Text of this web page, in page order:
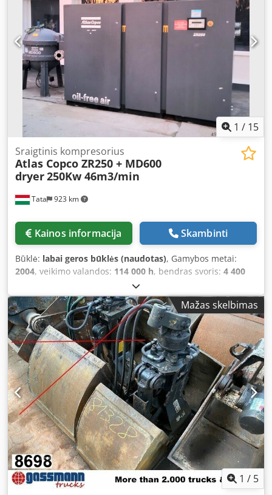
1 / 15
Tata 923 km
Sraigtinis kompresorius
Atlas Copco ZR250 + MD600
dryer250Kw 46m3/min
Kainos informacija Skambinti
Būklė: labai geros būklės (naudotas), Gamybos metai:
2004, veikimo valandos: 114 000 h, bendras svoris: 4 400
250 kW (339,91 AG), tūrio srautas:
darbinis slėgis:10 juosta, Regularly serviced, in excellent
condition. Atlas Copco ZR250 screw compressor, 10 bar 46
m³/min oil-free, water-cooled. MD600 with adsorption
dryer Compressor: Manufacturer: Atlas Copco Model: ZR
250 Year of manufacture: 2004 Loaded operating hours:
114,000 Max. operating pressure: 10 bar Single-stage drive
Cooling water consumption: 3.7 liters/s Free air delivery:
43.6 m³/min Chjdpfx Abjrp D Uxshoa Water-cooled Oil-free
Power rating: 250 kW Mains voltage: 400 V 50 Hz 445 A Last
service: September 2023 Adsorption dryer, water-cooled
Manufacturer: Atlas Copco Model: MD 600 W Year of
manufacture: 2004 Max. operating pressure: 10.5 bar
Empty volume: 350 liters Machine dimensions: Length:
3,000 mm Width: 1,600 mm Height: 2,000 mm Weight:
4,400 kg
Mažas skelbimas
1 / 5